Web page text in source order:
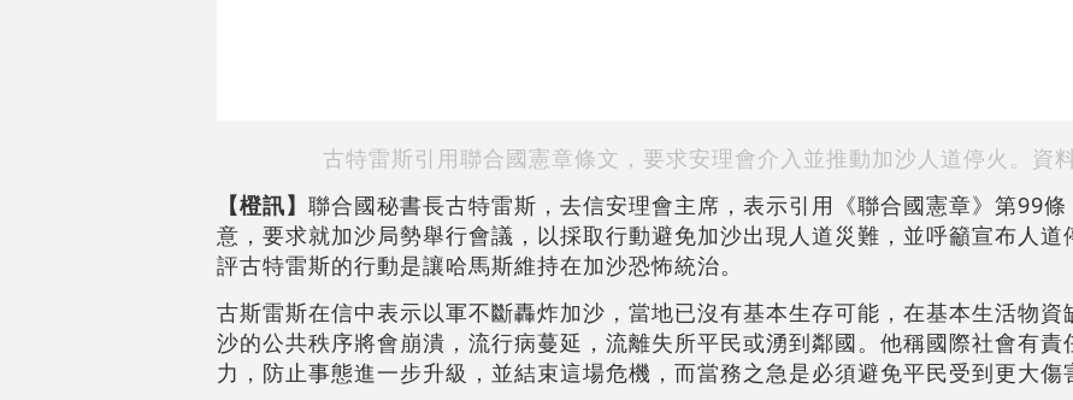
古特雷斯引用聯合國憲章條文，要求安理會介入並推動加沙人道停火。資
【橙訊】 聯合國秘書長古特雷斯，去信安理會主席，表示引用《聯合國憲章》第99
意，要求就加沙局勢舉行會議，以採取行動避免加沙出現人道災難，並呼籲宣布人道
評古特雷斯的行動是讓哈馬斯維持在加沙恐怖統治。
古斯雷斯在信中表示以軍不斷轟炸加沙，當地已沒有基本生存可能，在基本生活物資
沙的公共秩序將會崩潰，流行病蔓延，流離失所平民或湧到鄰國。他稱國際社會有責
力，防止事態進一步升級，並結束這場危機，而當務之急是必須避免平民受到更大傷